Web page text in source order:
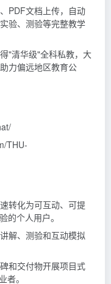
PDF文档上传，自动
验、测验等完整教学
"清华级"全科私教，大
力偏远地区教育公
THU-
转化为可互动、可提
的个人用户。
解、测验和互动模拟
和交付物开展项目式
者。